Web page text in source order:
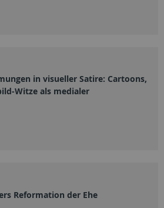
in visueller Satire: Cartoons,
Witze als medialer
Reformation der Ehe